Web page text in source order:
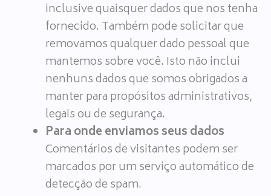
inclusive quaisquer dados que nos tenha
fornecido. Também pode solicitar que
removamos qualquer dado pessoal que
mantemos sobre você. Isto não inclui
nenhuns dados que somos obrigados a
manter para propósitos administrativos,
legais ou de segurança.
Para onde enviamos seus dados
Comentários de visitantes podem ser
marcados por um serviço automático de
detecção de spam.